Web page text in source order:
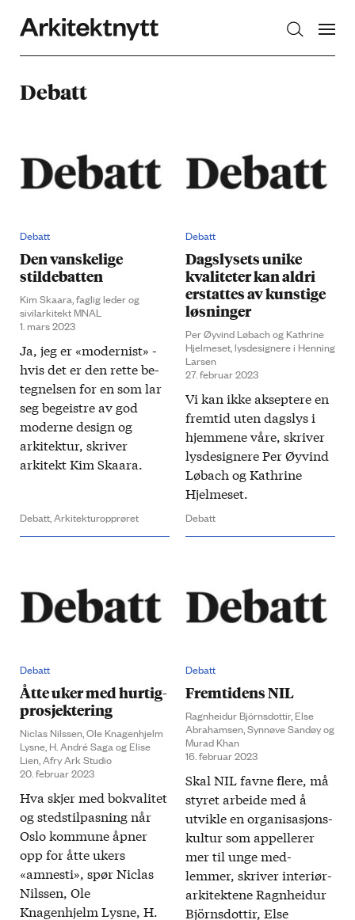
Debatt
Debatt
Den vanskelige
stildebatten
Kim Skaara, faglig leder og
sivilarkitekt MNAL
1. mars 2023
Ja, jeg er «modernist» -
hvis det er den rette be­
tegnelsen for en som lar
seg be­geistre av god
moderne design og
arkitektur, skriver
arkitekt Kim Skaara.​
Debatt,Arkitekturopprøret
Debatt
Dagslysets unike
kvaliteter kan aldri
erstattes av kunstige
løsninger
Per Øyvind Løbach og Kathrine
Hjelmeset, lysdesignere i Henning
Larsen
27. februar 2023
Vi kan ikke akseptere en
frem­tid uten dags­lys i
hjemmene våre, skriver
lys­designere​ ​Per Øyvind
Løbach og Kathrine
Hjelmeset.
Debatt
Debatt
Åtte uker med hurtig­
prosjektering
Niclas Nilssen, Ole Knagenhjelm
Lysne, H. André Saga og Elise
Lien, Afry Ark Studio
20. februar 2023
Hva skjer med bo­kvalitet
og steds­tilpasning når
Oslo kommune åpner
opp for åtte ukers
«amnesti», spør Niclas
Nilssen, Ole
Knagenhjelm Lysne, H.
Debatt
Fremtidens NIL
Ragnheidur Björnsdottir, Else
Abrahamsen, Synnøve Sandøy og
Murad Khan
16. februar 2023
Skal NIL favne flere, må
styret arbeide med å
utvikle en organisasjons­
kultur som appellerer
mer til unge med­
lemmer, skriver interiør­
arkitektene Ragnheidur
Björnsdottir, Else